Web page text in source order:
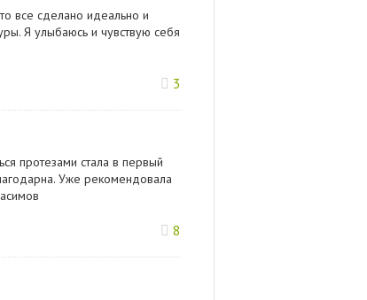
все сделано идеально и
Я улыбаюсь и чувствую себя
3
протезами стала в первый
Уже рекомендовала
8